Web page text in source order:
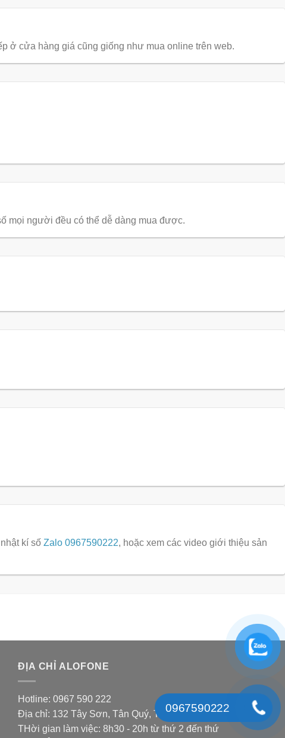
ở cửa hàng giá cũng giống như mua online trên web.
mọi người đều có thể dễ dàng mua được.
kí số Zalo 0967590222, hoặc xem các video giới thiệu sản
ĐỊA CHỈ ALOFONE
Hotline: 0967 590 222
Địa chỉ: 132 Tây Sơn, Tân Quý, Tân Phú, HCM
THời gian làm việc: 8h30 - 20h từ thứ 2 đến thứ
0967590222